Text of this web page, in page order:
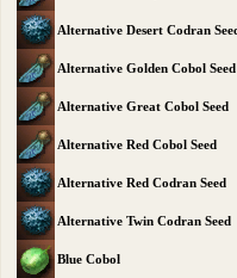
Alternative Desert Codran
Alternative Golden Cobol Seed
Alternative Great Cobol Seed
Alternative Red Cobol Seed
Alternative Red Codran Seed
Alternative Twin Codran Seed
Blue Cobol